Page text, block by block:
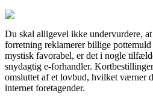
Du skal alligevel ikke undervurdere,
forretning reklamerer billige
mystisk favorabel, er det i nogle
snydagtig e-forhandler.
omsluttet af et lovbud, hvilket værner
internet foretagender.